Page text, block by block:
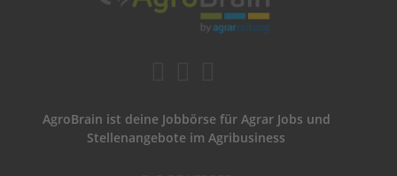
AgroBrain ist deine Jobbörse für Agrar Jobs und
Stellenangebote im Agribusiness